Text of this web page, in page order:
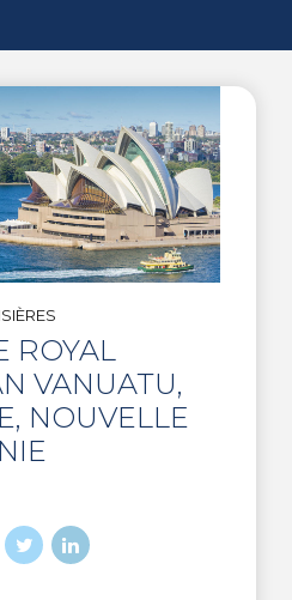
ROYAL
VANUATU,
NOUVELLE